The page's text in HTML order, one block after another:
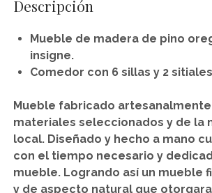
Descripción
Mueble de madera de pino
insigne.
Comedor con 6 sillas y 2
Mueble fabricado
materiales seleccionados y de la
local. Diseñado y hecho a mano
con el tiempo necesario y
mueble. Logrando así un mueble
y de aspecto natural que